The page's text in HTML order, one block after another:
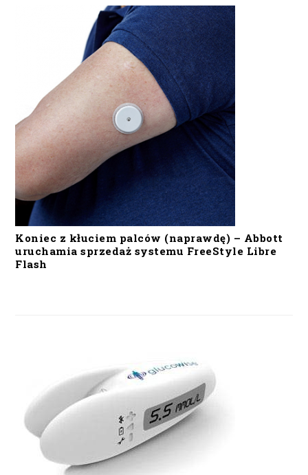
Koniec z kłuciem palców (naprawdę) – Abbott
uruchamia sprzedaż systemu FreeStyle Libre
Flash